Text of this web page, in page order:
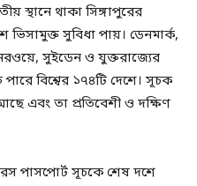
স্থানে থাকা সিঙ্গাপুরের
ভিসামুক্ত সুবিধা পায়। ডেনমার্ক,
নরওয়ে, সুইডেন ও যুক্তরাজ্যের
বিশ্বের ১৭৪টি দেশে। সূচক
এবং তা প্রতিবেশী ও দক্ষিণ
পাসপোর্ট সূচকে শেষ দশে